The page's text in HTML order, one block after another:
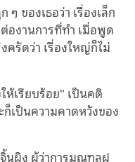
ของเธอว่า เรื่องเล็ก
องานการที่ทำ เมื่อพูด
รัดว่า เรื่องใหญ่ก็ไม่
ห้เรียบร้อย" เป็นคติ
เป็นความคาดหวังของ
นผิง ผู้ว่าการมณฑลฝู